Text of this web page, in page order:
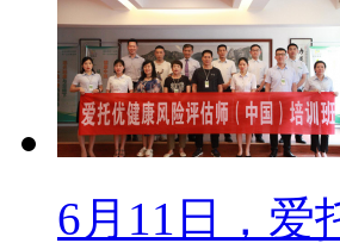
6月11日，爱